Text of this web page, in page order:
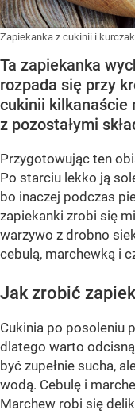
Zapiekanka z cukinii i
Ta zapiekanka
rozpada się przy
cukinii kilkanaście
z pozostałymi
Przygotowując ten
Po starciu lekko ją
bo inaczej podczas
zapiekanki zrobi się
warzywo z drobno
cebulą, marchewką i
Jak zrobić
Cukinia po posoleniu
dlatego warto
być zupełnie sucha,
wodą. Cebulę i
Marchew robi się